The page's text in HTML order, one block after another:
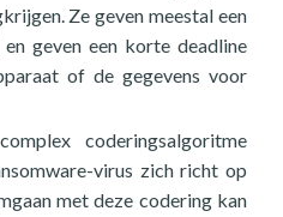
Ze geven meestal een
geven een korte deadline
of de gegevens voor
coderingsalgoritme
virus zich richt op
met deze codering kan